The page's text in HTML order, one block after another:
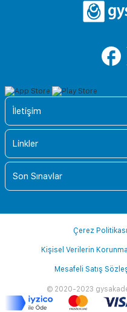
İletişim
Linkler
Son Sınavlar
© 2020-2023
Çerez Politikası
Kişisel Verilerin
Mesafeli Satış